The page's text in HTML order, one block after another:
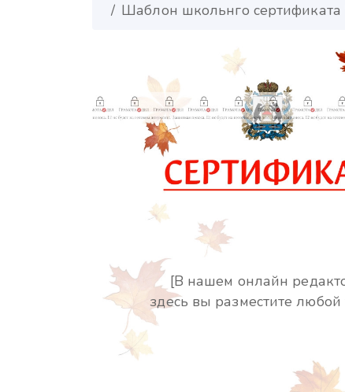
Шаблон школьнго сертификата
[В нашем онлайн
здесь вы разместите любой